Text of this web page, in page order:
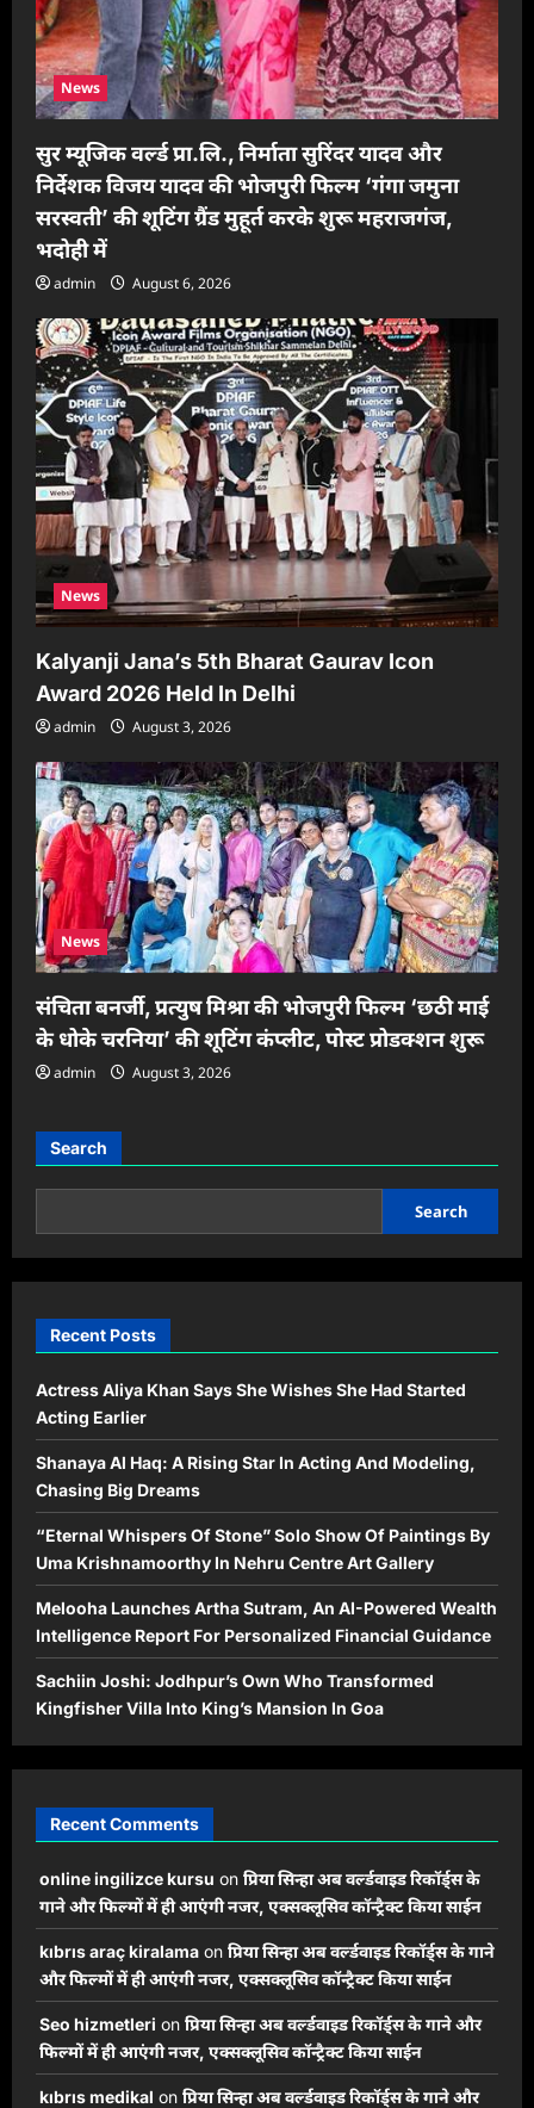
News
सुर म्यूजिक वर्ल्ड प्रा.लि., निर्माता सुरिंदर यादव और
निर्देशक विजय यादव की भोजपुरी फिल्म ‘गंगा जमुना
सरस्वती’ की शूटिंग ग्रैंड मुहूर्त करके शुरू महराजगंज,
भदोही में
admin August 6, 2026
News
Kalyanji Jana’s 5th Bharat Gaurav Icon
Award 2026 Held In Delhi
admin August 3, 2026
News
संचिता बनर्जी, प्रत्युष मिश्रा की भोजपुरी फिल्म ‘छठी माई
के धोके चरनिया’ की शूटिंग कंप्लीट, पोस्ट प्रोडक्शन शुरू
admin August 3, 2026
Search
Search
Recent Posts
Actress Aliya Khan Says She Wishes She Had Started
Acting Earlier
Shanaya Al Haq: A Rising Star In Acting And Modeling,
Chasing Big Dreams
“Eternal Whispers Of Stone” Solo Show Of Paintings By
Uma Krishnamoorthy In Nehru Centre Art Gallery
Melooha Launches Artha Sutram, An AI-Powered Wealth
Intelligence Report For Personalized Financial Guidance
Sachiin Joshi: Jodhpur’s Own Who Transformed
Kingfisher Villa Into King’s Mansion In Goa
Recent Comments
online ingilizce kursu on प्रिया सिन्हा अब वर्ल्डवाइड रिकॉर्ड्स के
गाने और फिल्मों में ही आएंगी नजर, एक्सक्लूसिव कॉन्ट्रैक्ट किया साईन
kıbrıs araç kiralama on प्रिया सिन्हा अब वर्ल्डवाइड रिकॉर्ड्स के गाने
और फिल्मों में ही आएंगी नजर, एक्सक्लूसिव कॉन्ट्रैक्ट किया साईन
Seo hizmetleri on प्रिया सिन्हा अब वर्ल्डवाइड रिकॉर्ड्स के गाने और
फिल्मों में ही आएंगी नजर, एक्सक्लूसिव कॉन्ट्रैक्ट किया साईन
kıbrıs medikal on प्रिया सिन्हा अब वर्ल्डवाइड रिकॉर्ड्स के गाने और